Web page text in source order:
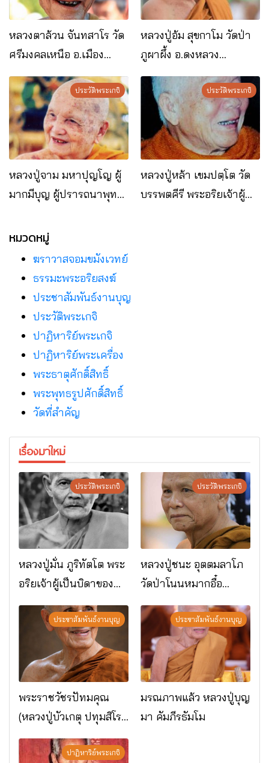
หลวงตาล้วน จันทสาโร วัด
ศรีมงคลเหนือ อ.เมือง
จ.มุกดาหาร
หลวงปู่อ้ม สุขกาโม วัดป่า
ภูผาผึ้ง อ.ดงหลวง
จ.มุกดาหาร
ประวัติพระเกจิ
หลวงปู่จาม มหาปุญโญ ผู้
มากมีบุญ ผู้ปรารถนาพุทธ
ประวัติพระเกจิ
หลวงปู่หล้า เขมปตฺโต วัด
บรรพตคีรี พระอริยเจ้าผู้
หมวดหมู่
ฆราวาสจอมขมังเวทย์
ธรรมะพระอริยสงฆ์
ประชาสัมพันธ์งานบุญ
ประวัติพระเกจิ
ปาฏิหาริย์พระเกจิ
ปาฏิหาริย์พระเครื่อง
พระธาตุศักดิ์สิทธิ์
พระพุทธรูปศักดิ์สิทธิ์
วัดที่สําคัญ
เรื่องมาใหม่
ประวัติพระเกจิ
หลวงปู่มั่น ภูริทัตโต พระ
อริยเจ้าผู้เป็นบิดาของ
พระกรรมฐาน
ประวัติพระเกจิ
หลวงปู่ชนะ อุตตมลาโภ
วัดป่าโนนหมากอื๋อ
อ.เมือง จ.มหาสารคาม
ประชาสัมพันธ์งานบุญ
พระราชวัชรปัทมคุณ
(หลวงปู่บัวเกตุ ปทุมสิโร)
มรณภาพแล้ว วัดป่า
ดาราภิรมย์ อ.แม่ริม
ประชาสัมพันธ์งานบุญ
มรณภาพแล้ว หลวงปู่บุญ
มา คัมภีรธัมโม
ปาฏิหาริย์พระเกจิ